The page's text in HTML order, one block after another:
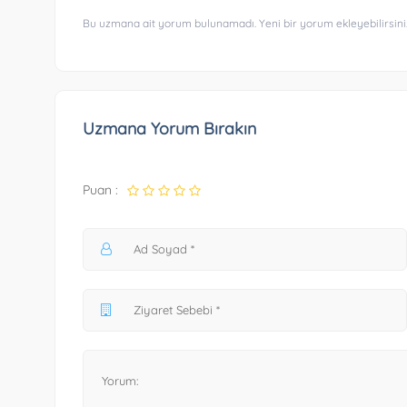
Bu uzmana ait yorum bulunamadı. Yeni bir yorum
Uzmana Yorum Bırakın
Puan :